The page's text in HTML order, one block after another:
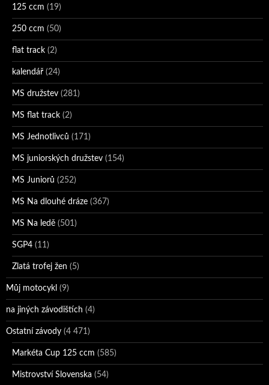
125 ccm (19)
250 ccm (50)
flat track (2)
kalendář (24)
MS družstev (281)
MS flat track (2)
MS Jednotlivců (171)
MS juniorských družstev (154)
MS Juniorů (252)
MS Na dlouhé dráze (367)
MS Na ledě (501)
SGP4 (11)
Zlatá trofej žen (5)
Můj motocykl (9)
na jiných závodištích (4)
Ostatní závody (4 471)
Markéta Cup 125 ccm (585)
Mistrovství Slovenska (54)